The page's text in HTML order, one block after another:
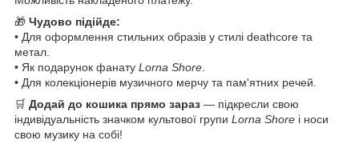
🎁 Чудово підійде:
• Для оформлення стильних образів у стилі deathcore та
метал.
• Як подарунок фанату Lorna Shore
• Для колекціонерів музичного мерчу та пам'ятних речей.
🛒 Додай до кошика прямо зараз — підкресли свою
індивідуальність значком культової групи Lorna Shore і носи
свою музику на собі!